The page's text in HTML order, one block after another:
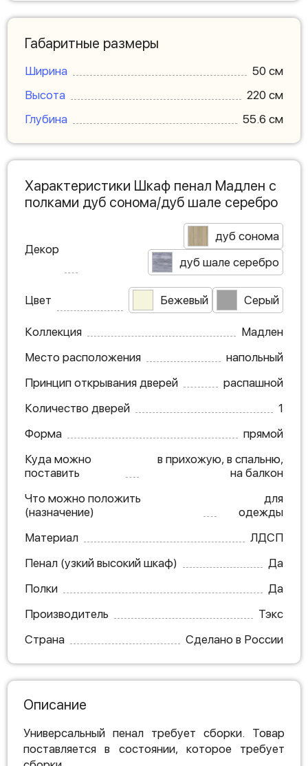
Габаритные размеры
Ширина
50 см
Высота
220 см
Глубина
55.6 см
Характеристики Шкаф пенал Мадлен с
полками дуб сонома/дуб шале серебро
Декор
дуб сонома
дуб шале серебро
Цвет Бежевый Серый
Коллекция
Мадлен
Место расположения
напольный
Принцип открывания дверей
распашной
Количество дверей
1
Форма
прямой
Куда можно
поставить
в прихожую, в спальню,
на балкон
Что можно положить
(назначение)
для
одежды
Материал
ЛДСП
Пенал (узкий высокий шкаф)
Да
Полки
Да
Производитель
Тэкс
Страна
Сделано в России
Описание
Универсальный пенал требует сборки. Товар
поставляется в состоянии, которое требует